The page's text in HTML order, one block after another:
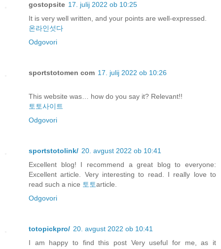
gostopsite 17. julij 2022 ob 10:25
It is very well written, and your points are well-expressed.
온라인섯다
Odgovori
sportstotomen com 17. julij 2022 ob 10:26
This website was… how do you say it? Relevant!!
토토사이트
Odgovori
sportstotolink/ 20. avgust 2022 ob 10:41
Excellent blog! I recommend a great blog to everyone:
Excellent article. Very interesting to read. I really love to
read such a nice 토토article.
Odgovori
totopickpro/ 20. avgust 2022 ob 10:41
I am happy to find this post Very useful for me, as it